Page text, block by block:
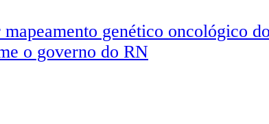
genético oncológico
o governo do RN